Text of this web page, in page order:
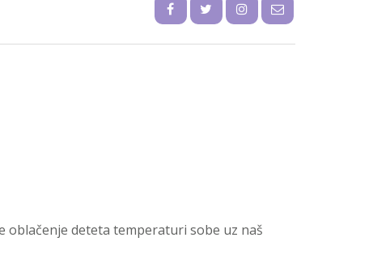
oblačenje deteta temperaturi sobe uz naš